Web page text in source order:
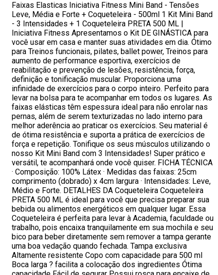
Faixas Elasticas Iniciativa Fitness Mini Band - Tensões
Leve, Média e Forte + Coqueteleira - 500ml 1 Kit Mini Band
- 3 Intensidades + 1 Coqueteleira PRETA 500 ML |
Iniciativa Fitness Apresentamos o Kit DE GINÁSTICA para
você usar em casa e manter suas atividades em dia. Ótimo
para Treinos funcionais, pilates, ballet power, Treinos para
aumento de performance esportiva, exercícios de
reabilitação e prevenção de lesões, resistência, força,
definição e tonificação muscular. Proporciona uma
infinidade de exercícios para o corpo inteiro. Perfeito para
levar na bolsa para te acompanhar em todos os lugares. As
faixas elásticas têm espessura ideal para não enrolar nas
pernas, além de serem texturizadas no lado interno para
melhor aderência ao praticar os exercícios. Seu material é
de ótima resistência e suporta a prática de exercícios de
força e repetição. Tonifique os seus músculos utilizando o
nosso Kit Mini Band com 3 Intensidades! Super prático e
versátil, te acompanhará onde você quiser. FICHA TÉCNICA
· Composição: 100% Látex · Medidas das faixas: 25cm
comprimento (dobrado) x 4cm largura · Intensidades: Leve,
Médio e Forte. DETALHES DA Coqueteleira Coqueteleira
PRETA 500 ML é ideal para você que precisa preparar sua
bebida ou alimentos energéticos em qualquer lugar. Essa
Coqueteleira é perfeita para levar à Academia, faculdade ou
trabalho, pois encaixa tranquilamente em sua mochila e seu
bico para beber diretamente sem remover a tampa gerante
uma boa vedação quando fechada. Tampa exclusiva
Altamente resistente Copo com capacidade para 500 ml
Boca larga ? facilita a colocação dos ingredientes Ótima